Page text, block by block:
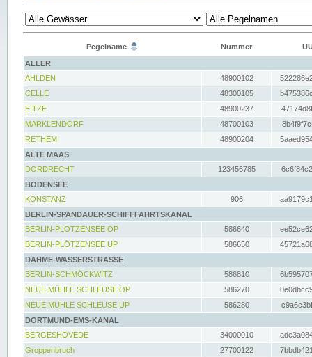
Pegelname Nummer
ALLER
AHLDEN
48900102
CELLE
48300105
EITZE
48900237
MARKLENDORF
48700103
RETHEM
48900204
ALTE MAAS
DORDRECHT
123456785
BODENSEE
KONSTANZ
906
BERLIN-SPANDAUER-SCHIFFFAHRTSKANAL
BERLIN-PLÖTZENSEE OP
586640
BERLIN-PLÖTZENSEE UP
586650
DAHME-WASSERSTRASSE
BERLIN-SCHMÖCKWITZ
586810
NEUE MÜHLE SCHLEUSE OP
586270
NEUE MÜHLE SCHLEUSE UP
586280
DORTMUND-EMS-KANAL
BERGESHÖVEDE
34000010
Groppenbruch
27700122